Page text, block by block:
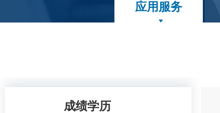
应用服务
成绩学历